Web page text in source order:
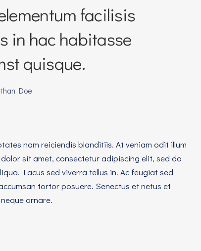
facilisis
in hac habitasse
quisque.
Doe
nam reiciendis blanditiis. At veniam odit illum
sit amet, consectetur adipiscing elit, sed do
Lacus sed viverra tellus in. Ac feugiat sed
tortor posuere. Senectus et netus et
ornare.